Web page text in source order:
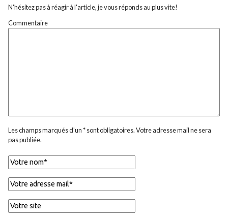
N'hésitez pas à réagir à l'article, je vous réponds au plus vite!
Commentaire
Les champs marqués d'un * sont obligatoires. Votre adresse mail ne sera
pas publiée.